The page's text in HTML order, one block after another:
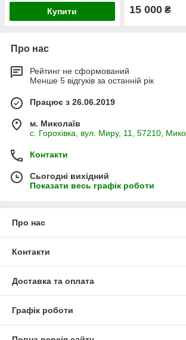
Купити 15 000₴
Про нас
Рейтинг не сформований
Менше 5 відгуків за останній рік
Працює з 26.06.2019
м. Миколаїв
с. Горохівка, вул. Миру, 11, 57210,
Контакти
Сьогодні вихідний
Показати весь графік роботи
Про нас
Контакти
Доставка та оплата
Графік роботи